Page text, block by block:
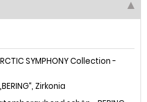
SYMPHONY Collection -
Zirkonia